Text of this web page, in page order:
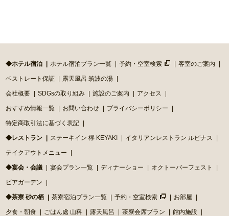
◆ホテル宿泊 ホテル宿泊プラン一覧 予約・空室検索 客室のご案内
ベストレート保証 露天風呂 筑波の湯
会社概要 SDGsの取り組み 施設のご案内 アクセス
おすすめ情報一覧 お問い合わせ プライバシーポリシー
特定商取引法に基づく表記
◆レストラン ステーキイン 欅 KEYAKI イタリアンレストラン ルピナス
テイクアウトメニュー
◆宴会・会議 宴会プラン一覧 ディナーショー オクトーバーフェスト
ビアガーデン
◆茶寮 砂の栖 茶寮宿泊プラン一覧 予約・空室検索 お部屋
夕食・朝食 ごはん處 山科 露天風呂 茶寮会席プラン 館内施設